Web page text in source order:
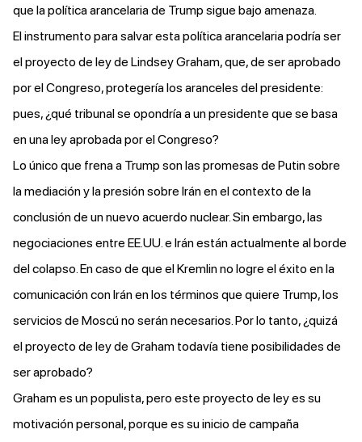
que la política arancelaria de Trump sigue bajo amenaza.
El instrumento para salvar esta política arancelaria podría ser
el proyecto de ley de Lindsey Graham, que, de ser aprobado
por el Congreso, protegería los aranceles del presidente:
pues, ¿qué tribunal se opondría a un presidente que se basa
en una ley aprobada por el Congreso?
Lo único que frena a Trump son las promesas de Putin sobre
la mediación y la presión sobre Irán en el contexto de la
conclusión de un nuevo acuerdo nuclear. Sin embargo, las
negociaciones entre EE.UU. e Irán están actualmente al borde
del colapso. En caso de que el Kremlin no logre el éxito en la
comunicación con Irán en los términos que quiere Trump, los
servicios de Moscú no serán necesarios. Por lo tanto, ¿quizá
el proyecto de ley de Graham todavía tiene posibilidades de
ser aprobado?
Graham es un populista, pero este proyecto de ley es su
motivación personal, porque es su inicio de campaña